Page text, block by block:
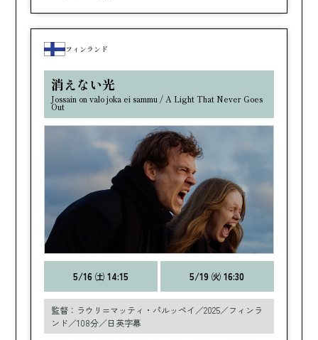
フィンランド
消えない光
Jossain on valo joka ei sammu / A Light That Never Goes
Out
5/16 ㈯ 14:15 5/19 ㈫ 16:30
監督：ラウリ=マッティ・パルッペイ／2025／フィンラ
ンド／108分／日英字幕